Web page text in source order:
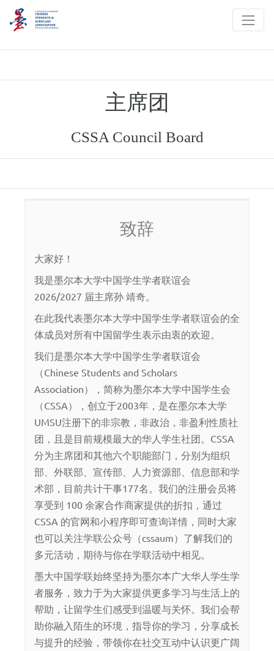
主席团
CSSA Council Board
致辞
大家好！
我是墨尔本大学中国学生学者联谊会
2026/2027 届主席孙 靖奇。
在此我代表墨尔本大学中国学生学者联谊会的全
体成员对所有中国留学生表示由衷的欢迎。
我们是墨尔本大学中国学生学者联谊会
（Chinese Students and Scholars
Association），简称为墨尔本大学中国学生会
（CSSA），创立于2003年，是在墨尔本大学
UMSU注册下的非宗教，非政治，非盈利性质社
团，且是目前规模最大的华人学生社团。CSSA
分为主席团和其他六个职能部门，分别为组织
部、外联部、宣传部、人力资源部、信息部和学
术部，目前共计干事177名。我们的注册会员将
享受到 100 余家合作商家提供的折扣，通过
CSSA 的官网和小程序即可查询详情，同时大家
也可以关注学联公众号（cssaum）了解我们的
多元活动，期待与你在学联活动中相见。
墨大中国学联始终坚持为墨尔本广大华人学生学
者服务，致力于为大家提供更多学习与生活上的
帮助，让留学生们感受到温暖与关怀。我们会帮
助你融入陌生的环境，指导你的学习，分享成长
与提升的经验，带领你在社交互动中认识更广阔